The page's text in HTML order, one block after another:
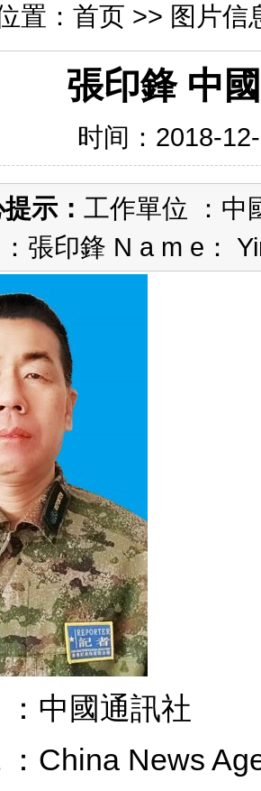
置： 首页 >> 图片信
張印鋒 中
时间：2018-
示： 工作單位 ：中
張印鋒 N a m e：
：中國通訊
：China News